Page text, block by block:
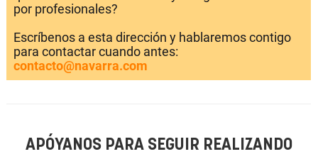
por profesionales?
Escríbenos a esta dirección y hablaremos contigo
para contactar cuando antes:
contacto@navarra.com
APÓYANOS PARA SEGUIR REALIZANDO